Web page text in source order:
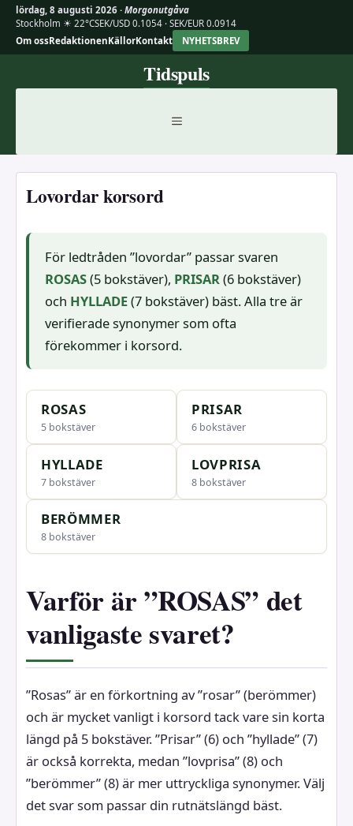
lördag, 8 augusti 2026 · Morgonutgåva
Stockholm ☀ 22°CSEK/USD 0.1054 · SEK/EUR 0.0914
Om ossRedaktionenKällorKontakt NYHETSBREV
Tidspuls
MENY
Lovordar korsord
För ledtråden ”lovordar” passar svaren
ROSAS(5 bokstäver), PRISAR (6 bokstäver)
och HYLLADE(7 bokstäver) bäst. Alla tre är
verifierade synonymer som ofta
förekommer i korsord.
ROSAS
5 bokstäver
PRISAR
6 bokstäver
HYLLADE
7 bokstäver
LOVPRISA
8 bokstäver
BERÖMMER
8 bokstäver
Varför är ”ROSAS” det
vanligaste svaret?
”Rosas” är en förkortning av ”rosar” (berömmer)
och är mycket vanligt i korsord tack vare sin korta
längd på 5 bokstäver. ”Prisar” (6) och ”hyllade” (7)
är också korrekta, medan ”lovprisa” (8) och
”berömmer” (8) är mer uttryckliga synonymer. Välj
det svar som passar din rutnätslängd bäst.